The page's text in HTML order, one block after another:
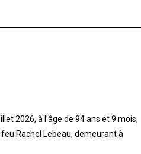
2026, à l’âge de 94 ans et 9 mois,
Rachel Lebeau, demeurant à